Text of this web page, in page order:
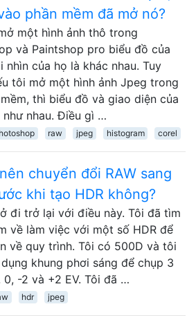
phần mềm đã mở nó?
một hình ảnh thô trong
và Paintshop pro biểu đồ của
nhìn của họ là khác nhau. Tuy
tôi mở một hình ảnh Jpeg trong
thì biểu đồ và giao diện của
như nhau. Điều gì …
raw jpeg histogram corel
chuyển đổi RAW sang
khi tạo HDR không?
đi trở lại với điều này. Tôi đã tìm
về làm việc với một số HDR để
về quy trình. Tôi có 500D và tôi
khung phơi sáng để chụp 3
0, -2 và +2 EV. Tôi đã …
hdr jpeg